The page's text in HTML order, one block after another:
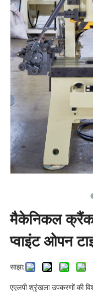
मैकेनिकल
प्वाइंट ओपन
साझा:
एएलपी श्रृंखला उपकरणों की